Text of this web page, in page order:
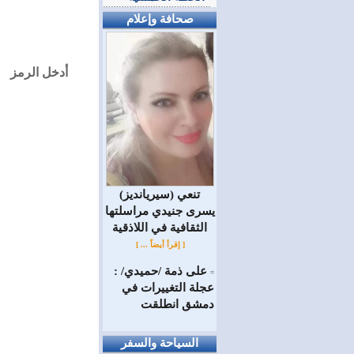
أدخل الرمز
صحافة وإعلام
(سيريانديز) تنعي
يسرى جنيدي مراسلتها
الثقافية في اللاذقية
[ إقرأ أيضاً ... ]
= على ذمة /حميدي/ :
عجلة التغييرات في
دمشق انطلقت
السياحة والسفر